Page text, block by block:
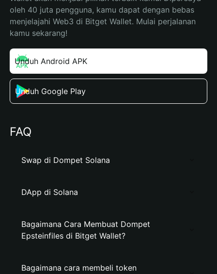
oleh 40 juta pengguna, kamu dapat dengan bebas
menjelajahi Web3 di Bitget Wallet. Mulai perjalanan
kamu sekarang!
Unduh Android APK
Unduh Google Play
FAQ
Swap di Dompet Solana
DApp di Solana
Bagaimana Cara Membuat Dompet
Epsteinfiles di Bitget Wallet?
Bagaimana cara membeli token